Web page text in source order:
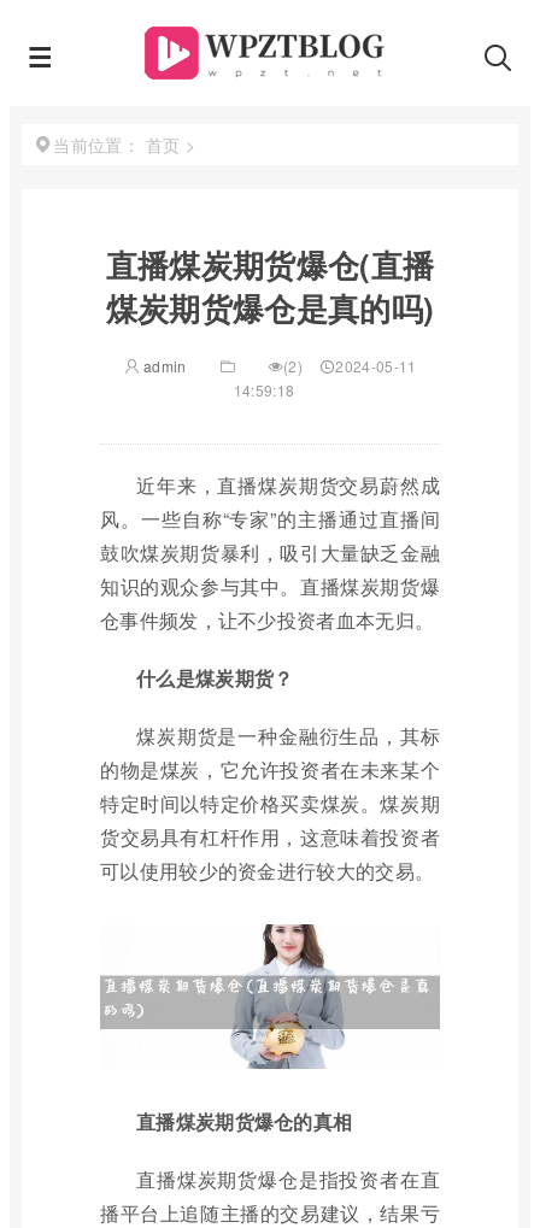
当前位置： 首页 >
直播煤炭期货爆仓(直播
煤炭期货爆仓是真的吗)
admin (2)
2024-05-11
14:59:18
近年来，直播煤炭期货交易蔚然成
风。一些自称“专家”的主播通过直播间
鼓吹煤炭期货暴利，吸引大量缺乏金融
知识的观众参与其中。直播煤炭期货爆
仓事件频发，让不少投资者血本无归。
什么是煤炭期货？
煤炭期货是一种金融衍生品，其标
的物是煤炭，它允许投资者在未来某个
特定时间以特定价格买卖煤炭。煤炭期
货交易具有杠杆作用，这意味着投资者
可以使用较少的资金进行较大的交易。
直播煤炭期货爆仓的真相
直播煤炭期货爆仓是指投资者在直
播平台上追随主播的交易建议，结果亏